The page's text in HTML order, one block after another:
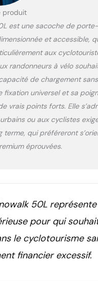
couche
couches
extérieures/
revêtues de PVC
500D résistant à
et à la boue ;
facile à rincer et
nettoyer
Caractéristiques
rangement
cordes élastiques
réfléchissantes
personnalisable
écussons
produit
est une sacoche de
et accessible,
aux
randonneurs à vélo
de chargement
fixation universel et sa
vrais points forts. Elle
ou aux cyclistes
terme, qui préféreront
éprouvées.
50L
pour qui
le cyclotourisme
financier excessif.